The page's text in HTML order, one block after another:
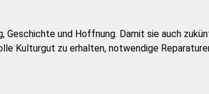
Geschichte und Hoffnung. Damit sie auch
Kulturgut zu erhalten, notwendige